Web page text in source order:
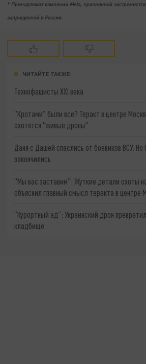
* Принадлежит компании Meta, признанной
запрещённой в России.
ЧИТАЙТЕ ТАКЖЕ:
Технофашисты XXI века
"Кротами" были все? Теракт в центре
охотятся "живые дроны"
Даня с Дашей спаслись от боевиков ВСУ.
закончились
"Мы вас заставим": Жуткие детали охоты
объяснил главный смысл теракта в центре
"Курортный ад": Украинский дрон
кладбище